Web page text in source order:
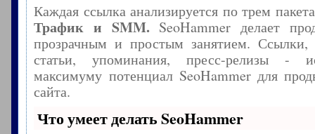
Каждая ссылка анализируется по трем
Трафик и SMM.SeoHammer делает
прозрачным и простым занятием. Ссылки,
статьи, упоминания, пресс-релизы -
максимуму потенциал SeoHammer для
сайта.
Что умеет делать SeoHammer